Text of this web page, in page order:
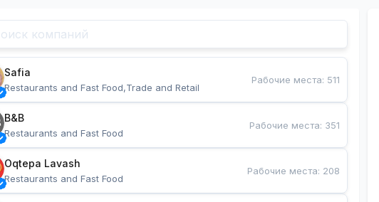
Safia
Restaurants and Fast Food,Trade and Retail
Рабочие места: 511
B&B
Restaurants and Fast Food
Рабочие места: 351
Oqtepa Lavash
Restaurants and Fast Food
Рабочие места: 208